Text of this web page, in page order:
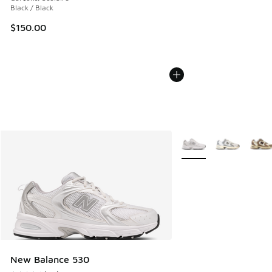
Black / Black
$150.00
New Balance 530
Plus de couleurs